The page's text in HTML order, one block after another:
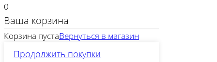
0
Ваша корзина
Корзина пустаВернуться в магазин
Продолжить покупки